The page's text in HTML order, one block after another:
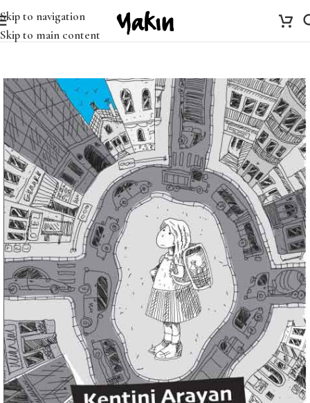
Skip to navigation
Skip to main content